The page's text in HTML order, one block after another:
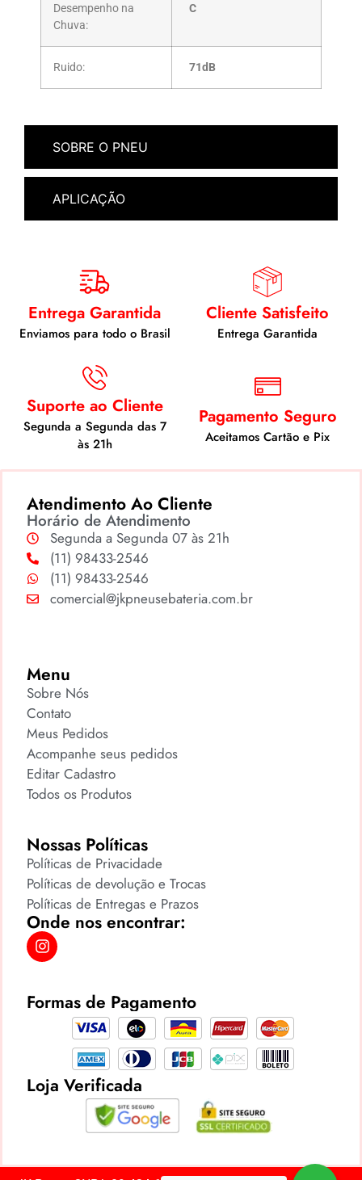
SOBRE O PNEU
APLICAÇÃO
Desempenho na
Chuva:
C
Ruido: 71dB
Entrega Garantida
Enviamos para todo o Brasil
Cliente Satisfeito
Entrega Garantida
Suporte ao Cliente
Segunda a Segunda das 7
às 21h
Pagamento Seguro
Aceitamos Cartão e Pix
Atendimento Ao Cliente
Horário de Atendimento
Segunda a Segunda 07 às 21h
(11) 98433-2546
(11) 98433-2546
comercial@jkpneusebateria.com.br
Menu
Sobre Nós
Contato
Meus Pedidos
Acompanhe seus pedidos
Editar Cadastro
Todos os Produtos
Nossas Políticas
Políticas de Privacidade
Políticas de devolução e Trocas
Políticas de Entregas e Prazos
Onde nos encontrar:
Formas de Pagamento
Loja Verificada